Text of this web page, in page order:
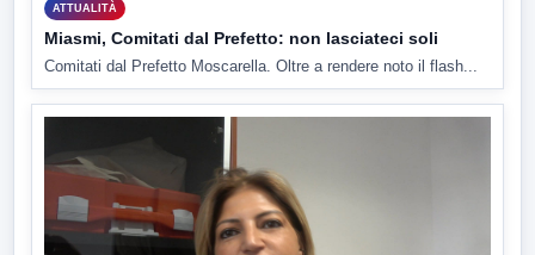
ATTUALITÀ
Miasmi, Comitati dal Prefetto: non lasciateci soli
Comitati dal Prefetto Moscarella. Oltre a rendere noto il flash...